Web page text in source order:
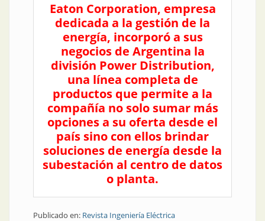
Eaton Corporation, empresa
dedicada a la gestión de la
energía, incorporó a sus
negocios de Argentina la
división Power Distribution,
una línea completa de
productos que permite a la
compañía no solo sumar más
opciones a su oferta desde el
país sino con ellos brindar
soluciones de energía desde la
subestación al centro de datos
o planta.
Publicado en: Revista Ingeniería Eléctrica